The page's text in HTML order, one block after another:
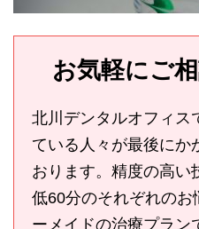
お気軽にご
北川デンタルオフィス
ている人々が最後にか
おります。精度の高い
低60分のそれぞれの
ーメイドの治療プラン